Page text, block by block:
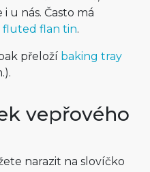
u nás. Často má
fluted flan tin.
přeloží baking tray
vepřového
narazit na slovíčko